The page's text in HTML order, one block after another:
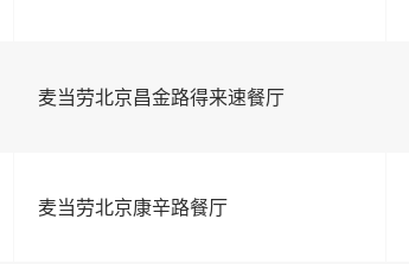
麦当劳北京昌金路得来速餐厅
麦当劳北京康辛路餐厅